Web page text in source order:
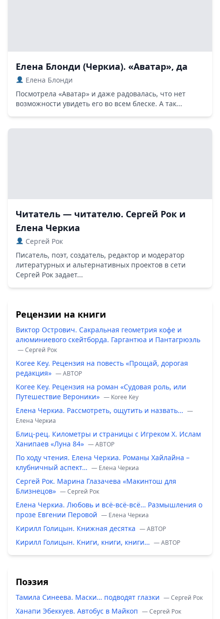
Елена Блонди (Черкиа). «Аватар», да
Елена Блонди
Посмотрела «Аватар» и даже радовалась, что нет
возможности увидеть его во всем блеске. А так...
Читатель — читателю. Сергей Рок и
Елена Черкиа
Сергей Рок
Писатель, поэт, создатель, редактор и модератор
литературных и альтернативных проектов в сети
Сергей Рок задает...
Рецензии на книги
Виктор Острович. Сакральная геометрия кофе и
алюминиевого скейтборда. Гаргантюа и Пантагрюэль
— Сергей Рок
Koree Key. Рецензия на повесть «Прощай, дорогая
редакция» — ABTOP
Koree Key. Рецензия на роман «Судовая роль, или
Путешествие Вероники» — Koree Key
Елена Черкиа. Рассмотреть, ощутить и назвать… —
Елена Черкиа
Блиц-рец. Километры и страницы с Игреком Х. Ислам
Ханипаев «Луна 84» — ABTOP
По ходу чтения. Елена Черкиа. Романы Хайлайна –
клубничный аспект… — Елена Черкиа
Сергей Рок. Марина Глазачева «Макинтош для
Близнецов» — Сергей Рок
Елена Черкиа. Любовь и всё-всё-всё… Размышления о
прозе Евгении Перовой — Елена Черкиа
Кирилл Голицын. Книжная десятка — ABTOP
Кирилл Голицын. Книги, книги, книги… — ABTOP
Поэзия
Тамила Синеева. Маски… подводят глазки — Сергей Рок
Ханапи Эбеккуев. Автобус в Майкоп — Сергей Рок